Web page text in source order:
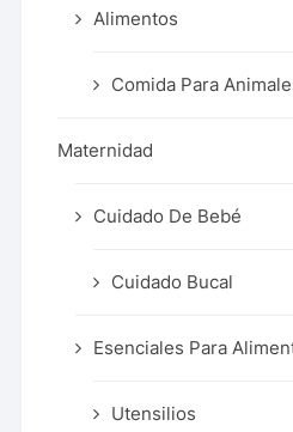
Alimentos
Comida Para
Maternidad
Cuidado De Bebé
Cuidado Bucal
Esenciales Para
Utensilios